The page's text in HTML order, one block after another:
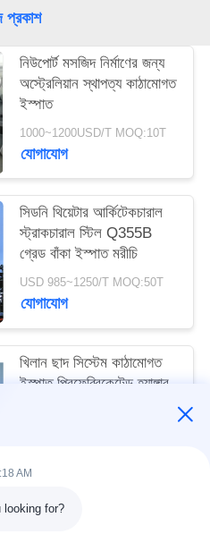
প্রকাশ
নিউপোর্ট মসজিদ নির্মাণের জন্য
অস্ট্রেলিয়ান স্থাপত্য কাঠামোগত
ইস্পাত
1000~1200USD/T MOQ:10T
যোগাযোগ
সিডনি থিয়েটার আর্কিটেকচারাল
স্ট্রাকচারাল স্টিল Q355B
গ্রেড বাঁকা ইস্পাত মরীচি
USD 985~1250/T MOQ:50T
যোগাযোগ
খিলান ছাদ সিস্টেম কাঠামোগত
ইস্পাত প্রিফেব্রিকেটেড হ্যাঙ্গার
AM
looking for?